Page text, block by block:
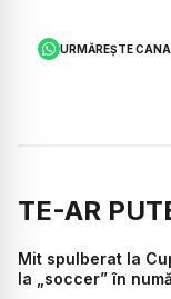
URMĂREȘTE
TE-AR
Mit spulberat la
la „soccer” în